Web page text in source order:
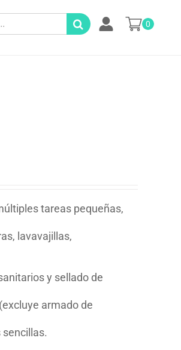
0
tareas pequeñas,
lavavajillas,
y sellado de
armado de